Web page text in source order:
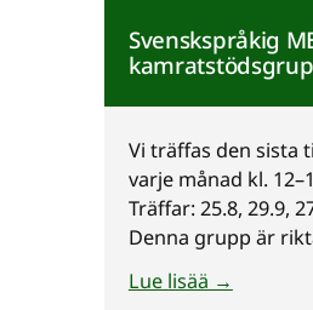
Svenskspråkig
Vi träffas den sista
varje månad kl.
Träffar: 25.8, 29.9,
Denna grupp är
vuxna som insjuknat
(kroniskt
Lue lisää →